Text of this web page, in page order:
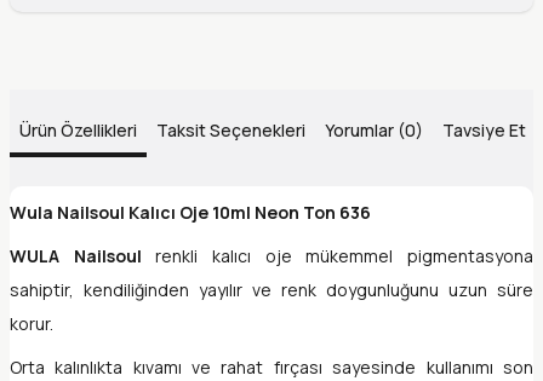
Ürün Özellikleri Taksit Seçenekleri Yorumlar (0) Tavsiye Et
Wula Nailsoul Kalıcı Oje 10ml Neon Ton 636
WULA Nailsoul renkli kalıcı oje mükemmel pigmentasyona
sahiptir, kendiliğinden yayılır ve renk doygunluğunu uzun süre
korur.
Orta kalınlıkta kıvamı ve rahat fırçası sayesinde kullanımı son